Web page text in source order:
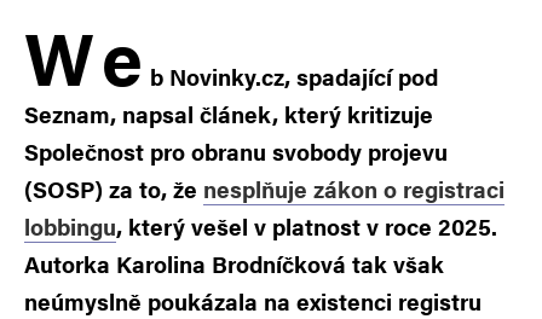
We b Novinky.cz, spadající pod
Seznam, napsal článek, který kritizuje
Společnost pro obranu svobody projevu
(SOSP) za to, že nesplňuje zákon o registraci
lobbingu, který vešel v platnost v roce 2025.
Autorka Karolina Brodníčková tak však
neúmyslně poukázala na existenci registru